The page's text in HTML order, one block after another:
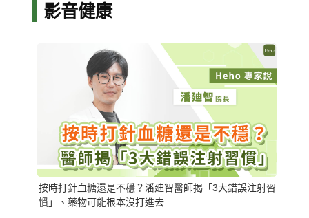
影音健康
按時打針血糖還是不穩？潘廸智醫師揭「3大錯誤注射習
慣」、藥物可能根本沒打進去